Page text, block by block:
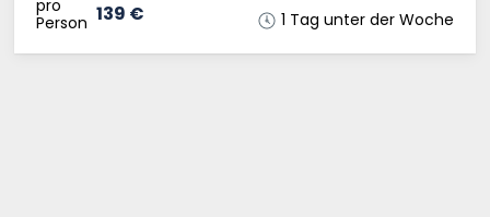
pro
Person 139 € 1 Tag unter der Woche